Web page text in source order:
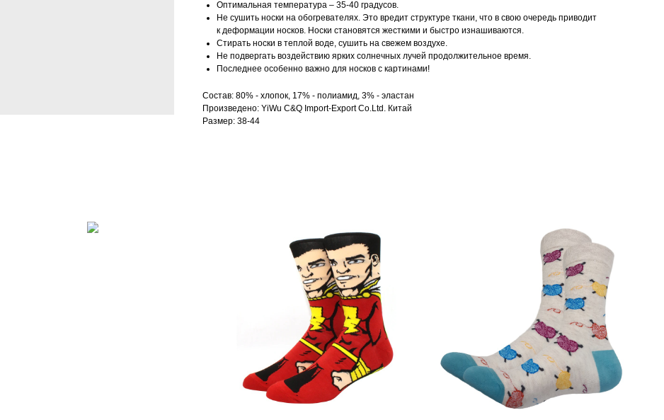
Оптимальная температура – 35-40 градусов.
Не сушить носки на обогревателях. Это вредит структуре ткани, что в свою очередь приводит
к деформации носков. Носки становятся жесткими и быстро изнашиваются.
Стирать носки в теплой воде, сушить на свежем воздухе.
Не подвергать воздействию ярких солнечных лучей продолжительное время.
Последнее особенно важно для носков с картинами!
Состав: 80% - хлопок, 17% - полиамид, 3% - эластан
Произведено: YiWu C&Q Import-Export Co.Ltd. Китай
Размер: 38-44